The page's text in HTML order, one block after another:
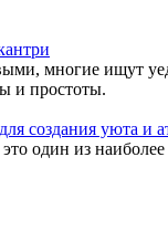
многие ищут
и простоты.
создания уюта и
из